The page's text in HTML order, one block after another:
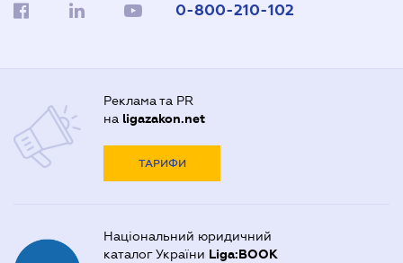
0-800-210-102
Реклама та PR
на ligazakon.net
ТАРИФИ
Національний юридичний
каталог України Liga:BOOK